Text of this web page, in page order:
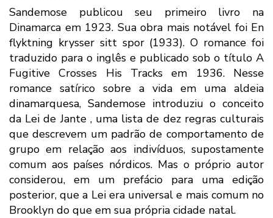
Sandemose publicou seu primeiro livro na
Dinamarca em 1923. Sua obra mais notável foi En
flyktning krysser sitt spor (1933). O romance foi
traduzido para o inglês e publicado sob o título A
Fugitive Crosses His Tracks em 1936. Nesse
romance satírico sobre a vida em uma aldeia
dinamarquesa, Sandemose introduziu o conceito
da Lei de Jante, uma lista de dez regras culturais
que descrevem um padrão de comportamento de
grupo em relação aos indivíduos, supostamente
comum aos países nórdicos. Mas o próprio autor
considerou, em um prefácio para uma edição
posterior, que a Lei era universal e mais comum no
Brooklyn do que em sua própria cidade natal.